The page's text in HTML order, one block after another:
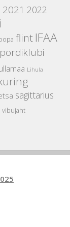
2021 2022
flint IFAA
Lihula
sagittarius
vibujaht